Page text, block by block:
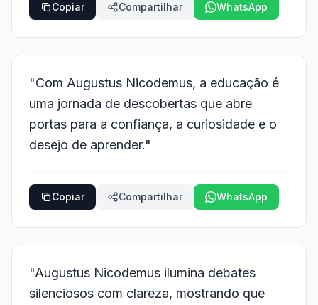
Copiar Compartilhar WhatsApp
"Com Augustus Nicodemus, a educação é
uma jornada de descobertas que abre
portas para a confiança, a curiosidade e o
desejo de aprender."
Copiar Compartilhar WhatsApp
"Augustus Nicodemus ilumina debates
silenciosos com clareza, mostrando que